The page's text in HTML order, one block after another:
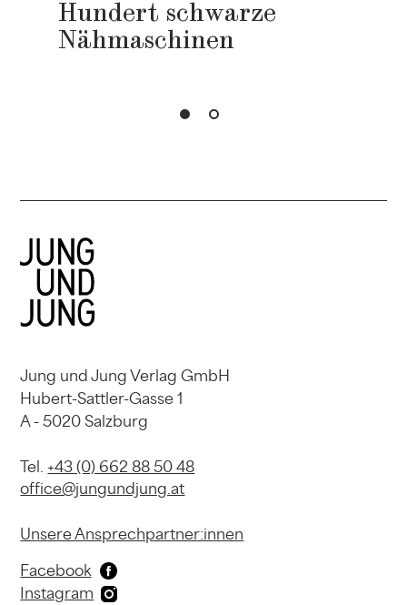
Hundert schwarze
Nähmaschinen
Jung und Jung Verlag GmbH
Hubert-Sattler-Gasse 1
A - 5020 Salzburg
Tel. +43 (0) 662 88 50 48
office@jungundjung.at
Unsere Ansprechpartner:innen
Facebook
Instagram